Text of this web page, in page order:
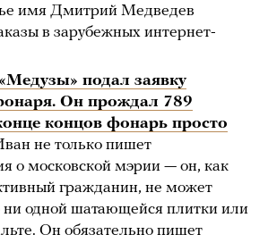
имя Дмитрий Медведев
в зарубежных интернет-
подал заявку
Он прождал 789
концов фонарь просто
не только пишет
о московской мэрии — он, как
гражданин, не может
одной шатающейся плитки или
Он обязательно пишет